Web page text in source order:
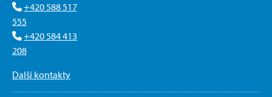
+420 588 517
555
+420 584 413
208
Další kontakty